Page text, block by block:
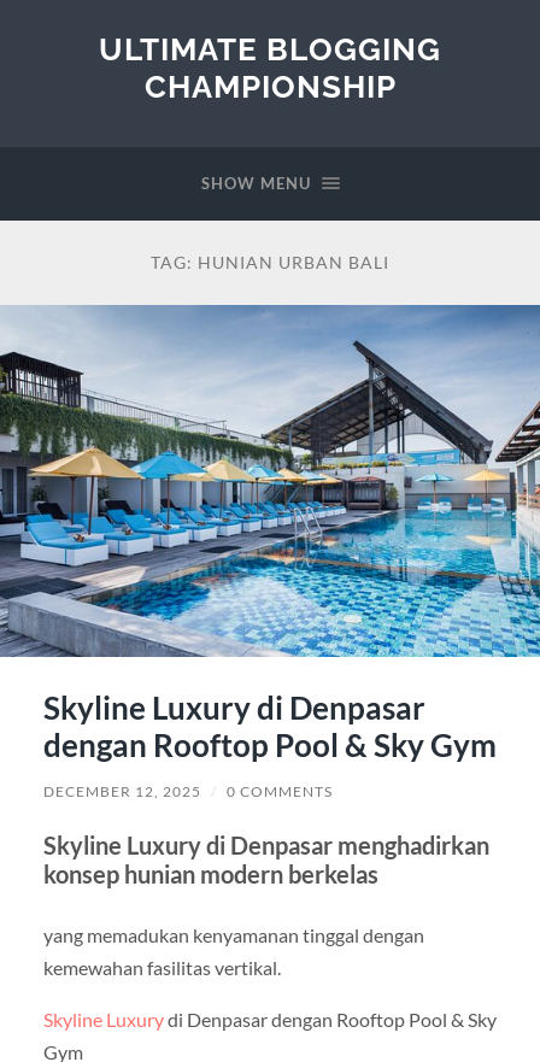
ULTIMATE BLOGGING
CHAMPIONSHIP
SHOW MENU
TAG: HUNIAN URBAN BALI
Skyline Luxury di Denpasar
dengan Rooftop Pool & Sky Gym
DECEMBER 12, 2025 / 0 COMMENTS
Skyline Luxury di Denpasar menghadirkan
konsep hunian modern berkelas
yang memadukan kenyamanan tinggal dengan
kemewahan fasilitas vertikal.
Skyline Luxurydi Denpasar dengan Rooftop Pool & Sky
Gym